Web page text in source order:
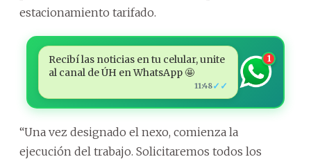
estacionamiento tarifado.
Recibí las noticias en tu celular, unite
al canal de ÚH en WhatsApp 🤩
11:48✓✓
1
“Una vez designado el nexo, comienza la
ejecución del trabajo. Solicitaremos todos los